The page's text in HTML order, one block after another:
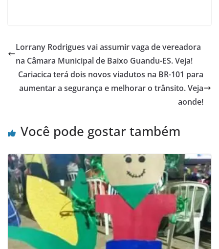
Lorrany Rodrigues vai assumir vaga de vereadora
na Câmara Municipal de Baixo Guandu-ES. Veja!
Cariacica terá dois novos viadutos na BR-101 para
aumentar a segurança e melhorar o trânsito. Veja
aonde!
Você pode gostar também